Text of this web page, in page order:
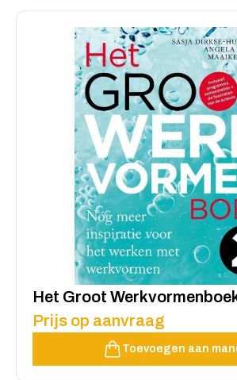
Het Groot
Prijs op aanvraag
Toevoegen aan